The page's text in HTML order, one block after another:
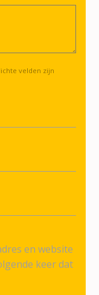
velden zijn
en website
keer dat